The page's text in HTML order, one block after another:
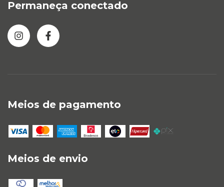
Permaneça conectado
Meios de pagamento
Meios de envio